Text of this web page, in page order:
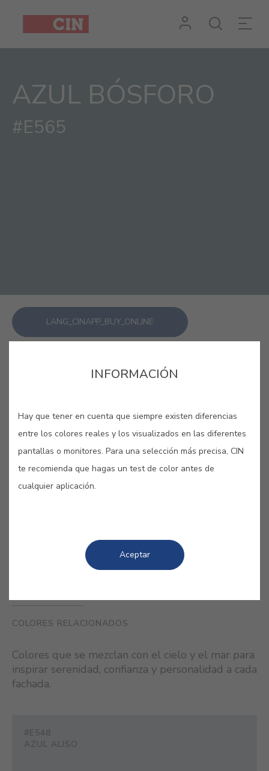
AZUL BÓSFORO
#E565
LANG_CINAPP_BUY_ONLINE
AZUL BÓSFORO #E565
Estrecho que une el Mar Negro y el
inspira este toque acuático.
COLORES RELACIONADOS
Colores que se mezclan con el cielo y el mar para
inspirar serenidad, confianza y personalidad a cada
fachada.
#E548
AZUL ALISO
INFORMACIÓN
Hay que tener en cuenta que siempre existen diferencias
entre los colores reales y los visualizados en las diferentes
pantallas o monitores. Para una selección más precisa, CIN
te recomienda que hagas un test de color antes de
cualquier aplicación.
Aceptar